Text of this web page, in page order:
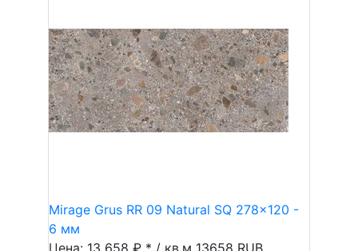
Mirage Grus RR 09 Natural SQ 278x120 -
6 мм
Цена: 13 658 ₽ * / кв.м 13658 RUB